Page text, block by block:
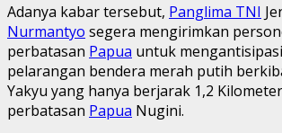
Adanya kabar tersebut, Panglima TNI
Nurmantyo segera mengirimkan
perbatasan Papua untuk
pelarangan bendera merah putih
Yakyu yang hanya berjarak 1,2
perbatasan Papua Nugini.